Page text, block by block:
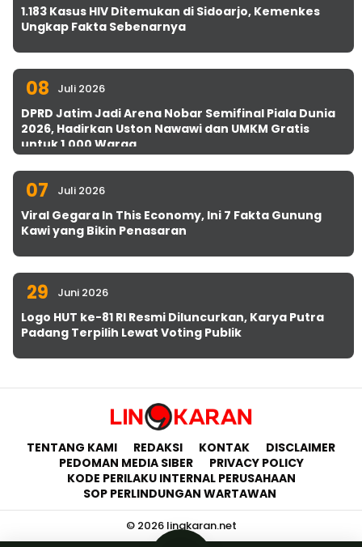
1.183 Kasus HIV Ditemukan di Sidoarjo, Kemenkes
Ungkap Fakta Sebenarnya
08 Juli 2026
DPRD Jatim Jadi Arena Nobar Semifinal Piala Dunia
2026, Hadirkan Uston Nawawi dan UMKM Gratis
untuk 1.000 Warga
07 Juli 2026
Viral Gegara In This Economy, Ini 7 Fakta Gunung
Kawi yang Bikin Penasaran
29 Juni 2026
Logo HUT ke-81 RI Resmi Diluncurkan, Karya Putra
Padang Terpilih Lewat Voting Publik
TENTANG KAMI REDAKSI KONTAK
DISCLAIMER
PEDOMAN MEDIA SIBER
PRIVACY POLICY
KODE PERILAKU INTERNAL PERUSAHAAN
SOP PERLINDUNGAN WARTAWAN
© 2026 lingkaran.net